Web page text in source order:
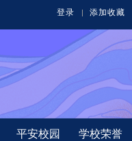
登录 添加收藏
平安校园 学校荣誉